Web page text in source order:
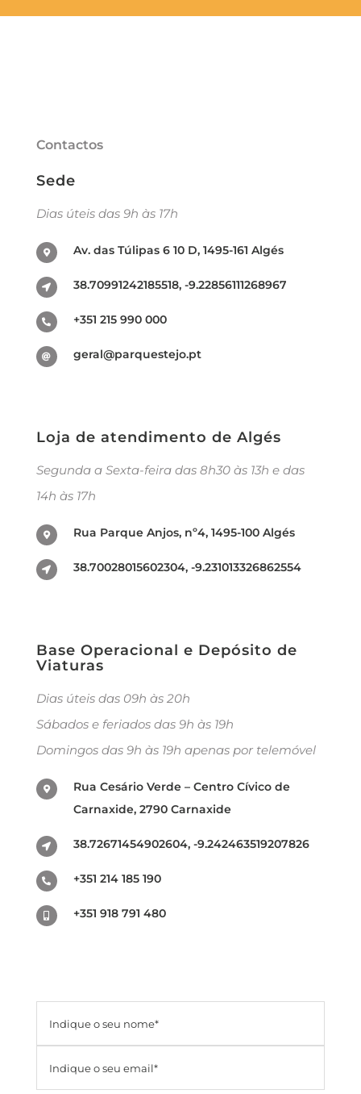
Contactos
Sede
Dias úteis das 9h às 17h
Av. das Túlipas 6 10 D, 1495-161 Algés
38.70991242185518, -9.22856111268967
+351 215 990 000
geral@parquestejo.pt
Loja de atendimento de Algés
Segunda a Sexta-feira das 8h30 às 13h e das
14h às 17h
Rua Parque Anjos, nº4, 1495-100 Algés
38.70028015602304, -9.231013326862554
Base Operacional e Depósito de
Viaturas
Dias úteis das 09h às 20h
Sábados e feriados das 9h às 19h
Domingos das 9h às 19h apenas por telemóvel
Rua Cesário Verde – Centro Cívico de
Carnaxide, 2790 Carnaxide
38.72671454902604, -9.242463519207826
+351 214 185 190
+351 918 791 480